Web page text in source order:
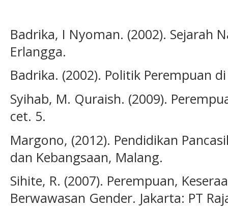
Badrika, I Nyoman. (2002). Sejarah
Erlangga.
Badrika. (2002). Politik Perempuan
Syihab, M. Quraish. (2009).
cet. 5.
Margono, (2012). Pendidikan
dan Kebangsaan, Malang.
Sihite, R. (2007). Perempuan,
Berwawasan Gender. Jakarta: PT